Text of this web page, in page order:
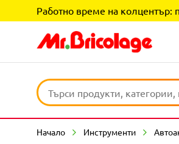
Работно време на колцентър:
Начало Инструменти